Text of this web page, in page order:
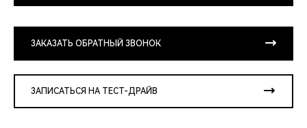
ЗАКАЗАТЬ ОБРАТНЫЙ ЗВОНОК
ЗАПИСАТЬСЯ НА ТЕСТ-ДРАЙВ